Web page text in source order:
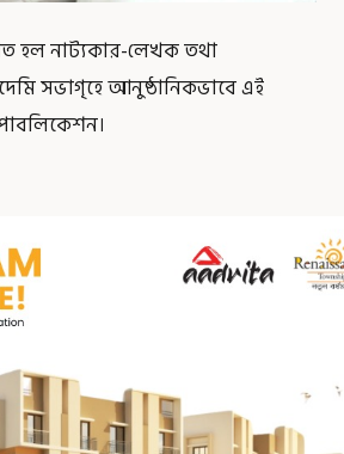
হল নাট্যকার-লেখক তথা
সভাগৃহে আনুষ্ঠানিকভাবে এই